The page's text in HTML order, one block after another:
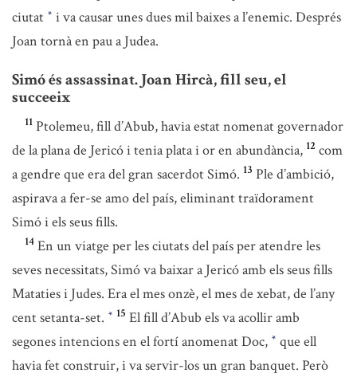
ciutat * i va causar unes dues mil baixes a l’enemic. Després
Joan tornà en pau a Judea.
Simó és assassinat. Joan Hircà, fill seu, el
succeeix
11 Ptolemeu, fill d’Abub, havia estat nomenat governador
de la plana de Jericó i tenia plata i or en abundància, 12 com
a gendre que era del gran sacerdot Simó. 13 Ple d’ambició,
aspirava a fer-se amo del país, eliminant traïdorament
Simó i els seus fills.
14 En un viatge per les ciutats del país per atendre les
seves necessitats, Simó va baixar a Jericó amb els seus fills
Mataties i Judes. Era el mes onzè, el mes de xebat, de l’any
cent setanta-set. * 15 El fill d’Abub els va acollir amb
segones intencions en el fortí anomenat Doc, * que ell
havia fet construir, i va servir-los un gran banquet. Però